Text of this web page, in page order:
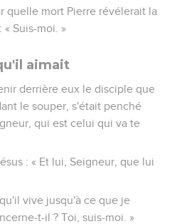
quelle mort Pierre révélerait la
Suis-moi. »
aimait
derrière eux le disciple que
le souper, s'était penché
qui est celui qui va te
: « Et lui, Seigneur, que lui
vive jusqu'à ce que je
t-il ? Toi, suis-moi. »